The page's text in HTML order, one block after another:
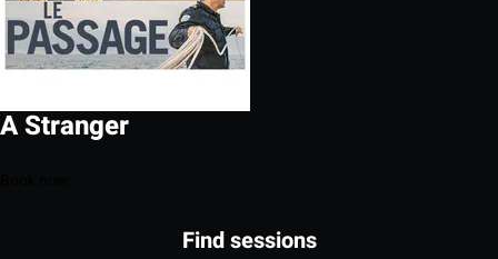
A Stranger
Find sessions